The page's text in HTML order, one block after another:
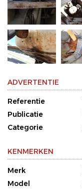
ADVERTENTIE
Referentie
Publicatie
Categorie
KENMERKEN
Merk
Model